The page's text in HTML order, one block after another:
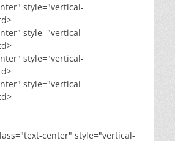
style="vertical-
style="vertical-
style="vertical-
style="vertical-
center" style="vertical-